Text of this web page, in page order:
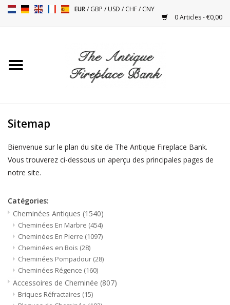
EUR/GBP /USD /CHF/CNY
0 Articles - €0,00
Cheminées Antiques
Tables
Objets Décoratifs Pour
Aménagement Extérieur
Sols En Pierre, Terre Cuite &
Sitemap
Bienvenue sur le plan du site de The Antique Fireplace Bank.
Vous trouverez ci-dessous un aperçu des principales pages de
notre site.
Catégories:
Cheminées Antiques (1540)
Cheminées En Marbre (454)
Cheminées En Pierre (1097)
Cheminées en Bois (28)
Cheminées Pompadour (28)
Cheminées Régence (160)
Accessoires de Cheminée (807)
Briques Réfractaires (15)